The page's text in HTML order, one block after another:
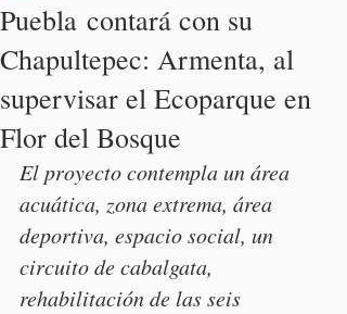
Puebla contará con su
Chapultepec: Armenta, al
supervisar el Ecoparque en
Flor del Bosque
El proyecto contempla un área
acuática, zona extrema, área
deportiva, espacio social, un
circuito de cabalgata,
rehabilitación de las seis